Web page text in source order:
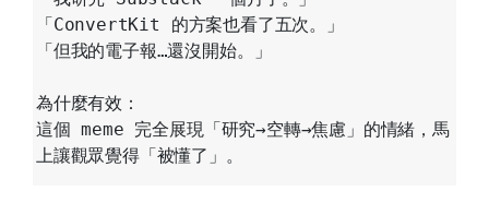
「ConvertKit 的方案也看了五次。」
「但我的電子報…還沒開始。」
為什麼有效：
這個 meme 完全展現「研究→空轉→焦慮」的情緒，馬